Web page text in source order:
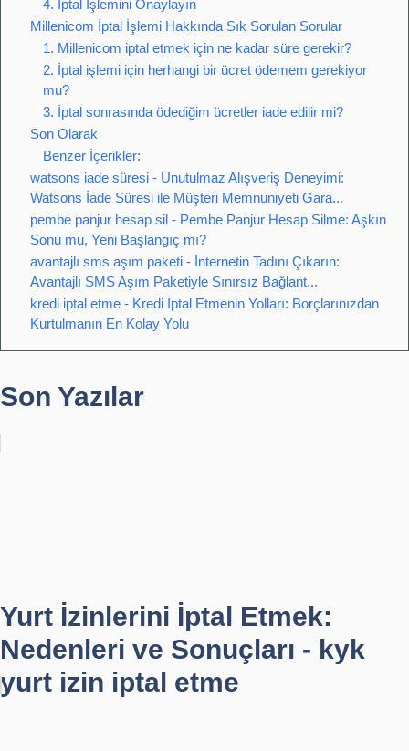
4. İptal İşlemini Onaylayın
Millenicom İptal İşlemi Hakkında Sık Sorulan Sorular
1. Millenicom iptal etmek için ne kadar süre gerekir?
2. İptal işlemi için herhangi bir ücret ödemem gerekiyor
mu?
3. İptal sonrasında ödediğim ücretler iade edilir mi?
Son Olarak
Benzer İçerikler:
watsons iade süresi - Unutulmaz Alışveriş Deneyimi:
Watsons İade Süresi ile Müşteri Memnuniyeti Gara...
pembe panjur hesap sil - Pembe Panjur Hesap Silme: Aşkın
Sonu mu, Yeni Başlangıç mı?
avantajlı sms aşım paketi - İnternetin Tadını Çıkarın:
Avantajlı SMS Aşım Paketiyle Sınırsız Bağlant...
kredi iptal etme - Kredi İptal Etmenin Yolları: Borçlarınızdan
Kurtulmanın En Kolay Yolu
Son Yazılar
Yurt İzinlerini İptal Etmek:
Nedenleri ve Sonuçları - kyk
yurt izin iptal etme